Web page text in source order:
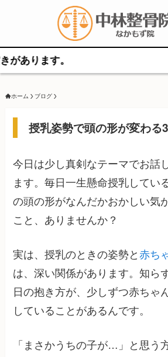
。
ホーム ブログ
授乳姿勢で頭の形が変わる
今日は少し真剣なテーマでお話
ます。毎日一生懸命授乳してい
の頭の形がなんだかおかしい気
こと、ありませんか？
実は、授乳のときの姿勢と赤ち
は、深い関係があります。知ら
日の抱き方が、少しずつ赤ちゃ
していることがあるんです。
「まさかうちの子が…」と思う